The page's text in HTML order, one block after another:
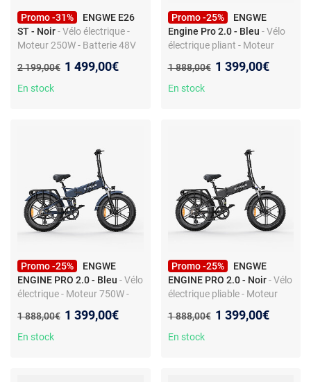
Promo -31%
ENGWE E26
ST - Noir- Vélo électrique -
Moteur 250W - Batterie 48V
Shimano 7 vitesses
Ancien prix :
2 199,00€ Nouveau prix :
1 499,00€
En stock
Promo -25%
ENGWE
Engine Pro 2.0 - Bleu - Vélo
électrique pliant - Moteur
Autonomie max 110KM
Ancien prix :
1 888,00€ Nouveau prix :
1 399,00€
En stock
Promo -25%
ENGWE
ENGINE PRO 2.0 - Bleu - Vélo
électrique - Moteur 750W -
Suspensions complètes -
Autonomie 110 km - Pliable
Ancien prix :
1 888,00€ Nouveau prix :
1 399,00€
En stock
Promo -25%
ENGWE
ENGINE PRO 2.0 - Noir - Vélo
électrique pliable - Moteur
Tout suspendu - Capteur
75N.M
Ancien prix :
1 888,00€ Nouveau prix :
1 399,00€
En stock